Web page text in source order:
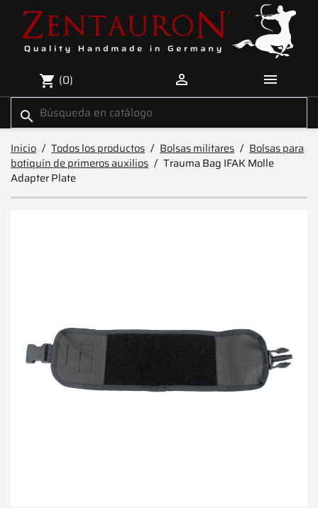
shopping_cart (0)  
search
Inicio Todos los productos Bolsas militares
Bolsas para
botiquín de primeros auxilios
Trauma Bag IFAK Molle
Adapter Plate